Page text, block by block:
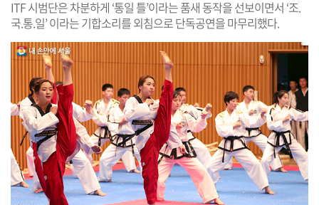
ITF 시범단은 차분하게 ‘통일 틀’이라는 품새 동작을 선보이면서 ‘조.
국.통.일’ 이라는 기합소리를 외침으로 단독공연을 마무리했다.